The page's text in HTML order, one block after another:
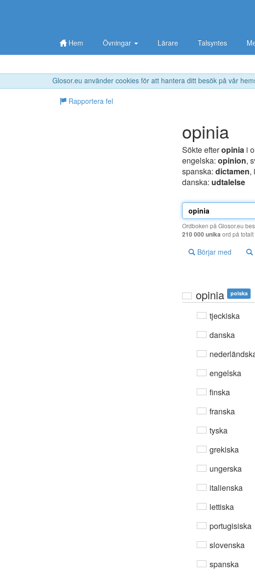
Glosor.eu använder cookies för att hantera ditt besök på vår
Hem Övningar Lärare Talsyntes
Rapportera fel
opinia
Sökte efteropinia i
engelska: opinion,
spanska: dictamen,
danska: udtalelse
Ordboken på Glosor.eu
210 000 unika ord på
Börjar med
opinia polska
tjeckiska
danska
engelska
finska
franska
tyska
grekiska
ungerska
italienska
lettiska
portugisiska
slovenska
spanska